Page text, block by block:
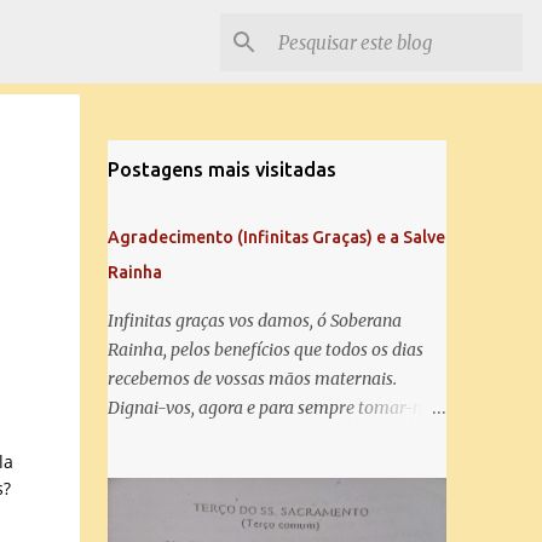
Postagens mais visitadas
Agradecimento (Infinitas Graças) e a Salve
Rainha
Infinitas graças vos damos, ó Soberana
Rainha, pelos benefícios que todos os dias
recebemos de vossas mãos maternais.
Dignai-vos, agora e para sempre tomar-nos
Salve Rainha: Salve Rainha , Mãe de
misericórdia, vida, doçura, esperança nossa,